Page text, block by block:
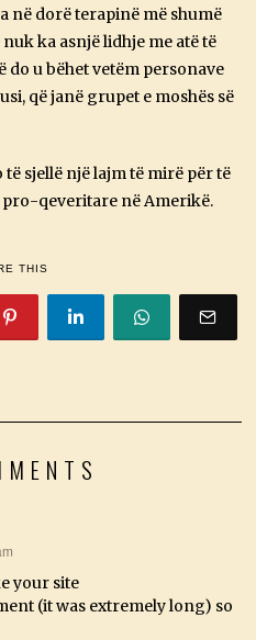
në dorë terapinë më shumë
ka asnjë lidhje me atë të
do u bëhet vetëm personave
që janë grupet e moshës së
të sjellë një lajm të mirë për të
qeveritare në Amerikë.
THIS
your site
(it was extremely long) so